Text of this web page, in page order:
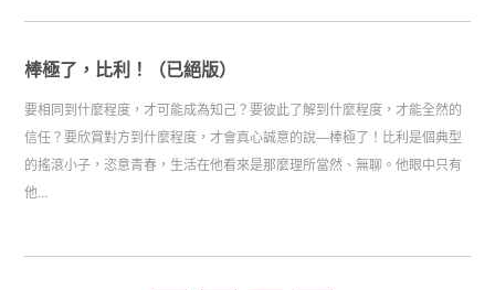
棒極了，比利！（已絕版）
要相同到什麼程度，才可能成為知己？要彼此了解到什麼程度，才能全然的
信任？要欣賞對方到什麼程度，才會真心誠意的說—棒極了！比利是個典型
的搖滾小子，恣意青春，生活在他看來是那麼理所當然、無聊。他眼中只有
他...